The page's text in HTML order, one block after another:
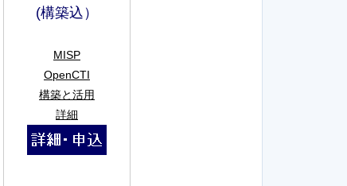
(構築込）
MISP
OpenCTI
構築と活用
詳細